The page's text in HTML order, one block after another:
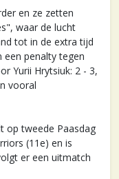
en ze zetten
waar de lucht
tot in de extra tijd
een penalty tegen
Yurii Hrytsiuk: 2 - 3,
vooral
op tweede Paasdag
(11e) en is
er een uitmatch